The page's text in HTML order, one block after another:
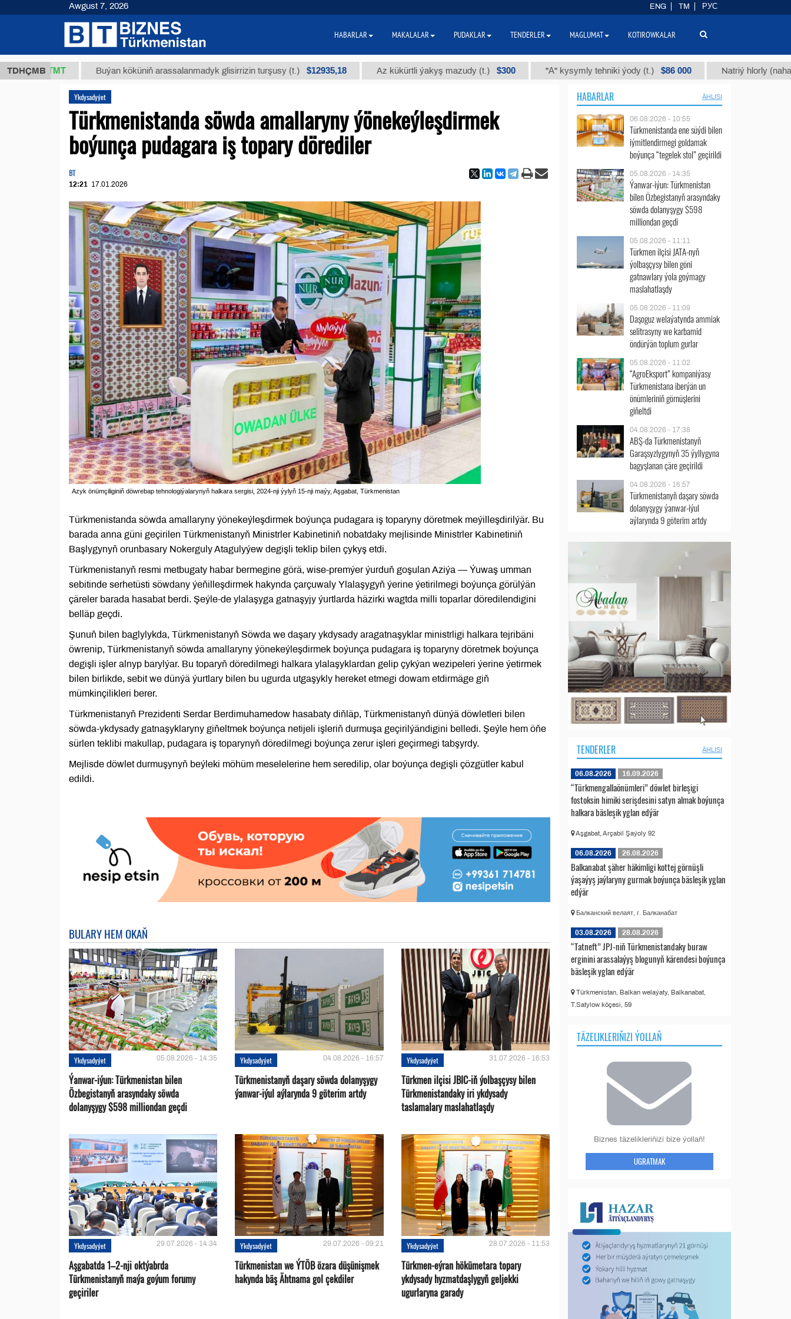
TDHÇMB
ТМТ Buýan köküniň arassalanmadyk glisirrizin turşusy (t.) $12935,18 Az kükürtli ýakyş mazudy (t.) $300 "А" kysymly tehniki ýody (t.) $86 000 Natriý hlorly (nahar
Ykdysadyýet
Türkmenistanda söwda amallaryny ýönekeýleşdirmek
boýunça pudagara iş topary dörediler
BT
12:21 17.01.2026
Azyk önümçiliginiň döwrebap tehnologiýalarynyň halkara sergisi, 2024-nji ýylyň 15-nji maýy, Aşgabat, Türkmenistan
Türkmenistanda söwda amallaryny ýönekeýleşdirmek boýunça pudagara iş toparyny döretmek meýilleşdirilýär. Bu
barada anna güni geçirilen Türkmenistanyň Ministrler Kabinetiniň nobatdaky mejlisinde Ministrler Kabinetiniň
Başlygynyň orunbasary Nokerguly Atagulyýew degişli teklip bilen çykyş etdi.
Türkmenistanyň resmi metbugaty habar bermegine görä, wise-premýer ýurduň goşulan Aziýa — Ýuwaş umman
sebitinde serhetüsti söwdany ýeňilleşdirmek hakynda çarçuwaly Ylalaşygyň ýerine ýetirilmegi boýunça görülýän
çäreler barada hasabat berdi. Şeýle-de ylalaşyga gatnaşyjy ýurtlarda häzirki wagtda milli toparlar döredilendigini
belläp geçdi.
Şunuň bilen baglylykda, Türkmenistanyň Söwda we daşary ykdysady aragatnaşyklar ministrligi halkara tejribäni
öwrenip, Türkmenistanyň söwda amallaryny ýönekeýleşdirmek boýunça pudagara iş toparyny döretmek boýunça
degişli işler alnyp barylýar. Bu toparyň döredilmegi halkara ylalaşyklardan gelip çykýan wezipeleri ýerine ýetirmek
bilen birlikde, sebit we dünýä ýurtlary bilen bu ugurda utgaşykly hereket etmegi dowam etdirmäge giň
mümkinçilikleri berer.
Türkmenistanyň Prezidenti Serdar Berdimuhamedow hasabaty diňläp, Türkmenistanyň dünýä döwletleri bilen
söwda-ykdysady gatnaşyklaryny giňeltmek boýunça netijeli işleriň durmuşa geçirilýändigini belledi. Şeýle hem öňe
sürlen teklibi makullap, pudagara iş toparynyň döredilmegi boýunça zerur işleri geçirmegi tabşyrdy.
Mejlisde döwlet durmuşynyň beýleki möhüm meselelerine hem seredilip, olar boýunça degişli çözgütler kabul
edildi.
BULARY HEM OKAŇ
Ykdysadyýet 05.08.2026 - 14:35
Ýanwar-iýun: Türkmenistan bilen
Özbegistanyň arasyndaky söwda
dolanyşygy $598 milliondan geçdi
Ykdysadyýet 04.08.2026 - 16:57
Türkmenistanyň daşary söwda dolanyşygy
ýanwar-iýul aýlarynda 9 göterim artdy
Ykdysadyýet 31.07.2026 - 16:53
Türkmen ilçisi JBIC-iň ýolbaşçysy bilen
Türkmenistandaky iri ykdysady
taslamalary maslahatlaşdy
Ykdysadyýet 29.07.2026 - 14:34
Aşgabatda 1–2-nji oktýabrda
Türkmenistanyň maýa goýum forumy
geçiriler
Ykdysadyýet 29.07.2026 - 09:21
Türkmenistan we ÝTÖB özara düşünişmek
hakynda bäş Ähtnama gol çekdiler
Ykdysadyýet 28.07.2026 - 11:53
Türkmen-eýran hökümetara topary
ykdysady hyzmatdaşlygyň geljekki
ugurlaryna garady
HABARLAR ÄHLISI
06.08.2026 - 10:55
Türkmenistanda ene süýdi bilen
iýmitlendirmegi goldamak
boýunça “tegelek stol” geçirildi
05.08.2026 - 14:35
Ýanwar-iýun: Türkmenistan
bilen Özbegistanyň arasyndaky
söwda dolanyşygy $598
milliondan geçdi
05.08.2026 - 11:11
Türkmen ilçisi JATA-nyň
ýolbaşçysy bilen göni
gatnawlary ýola goýmagy
maslahatlaşdy
05.08.2026 - 11:09
Daşoguz welaýatynda ammiak
selitrasyny we karbamid
öndürýän toplum gurlar
05.08.2026 - 11:02
“AgroEksport” kompaniýasy
Türkmenistana iberýän un
önümleriniň görnüşlerini
giňeltdi
04.08.2026 - 17:38
ABŞ-da Türkmenistanyň
Garaşsyzlygynyň 35 ýyllygyna
bagyşlanan çäre geçirildi
04.08.2026 - 16:57
Türkmenistanyň daşary söwda
dolanyşygy ýanwar-iýul
aýlarynda 9 göterim artdy
TENDERLER ÄHLISI
06.08.2026 16.09.2026
“Türkmengallaönümleri” döwlet birleşigi
fostoksin himiki serişdesini satyn almak boýunça
halkara bäsleşik yglan edýär
Aşgabat, Arçabil Şaýoly 92
06.08.2026 26.08.2026
Balkanabat şäher häkimligi kottej görnüşli
ýaşaýyş jaýlaryny gurmak boýunça bäsleşik yglan
edýär
Балканский велаят, г. Балканабат
03.08.2026 28.08.2026
“Tatneft” JPJ-niň Türkmenistandaky buraw
erginini arassalaýyş blogunyň kärendesi boýunça
bäsleşik yglan edýär
Türkmenistan, Balkan welaýaty, Balkanabat,
T.Satylow köçesi, 59
TÄZELIKLERIŇIZI ÝOLLAŇ
Biznes täzelikleriňizi bize ýollaň!
UGRATMAK
Awgust 7, 2026 ENG TM РУС
HABARLAR MAKALALAR PUDAKLAR TENDERLER MAGLUMAT KOTIROWKALAR